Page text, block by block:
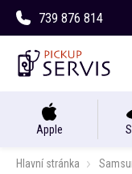
739 876 814
Apple
Hlavní stránka